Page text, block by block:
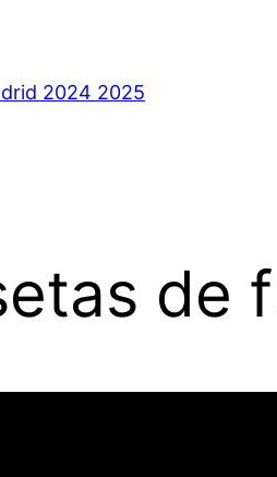
2024 2025
de